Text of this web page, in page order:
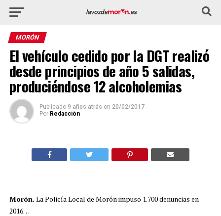
MORÓN
El vehículo cedido por la DGT realizó
desde principios de año 5 salidas,
produciéndose 12 alcoholemias
Publicado 9 años atrás on 20/02/2017
Por Redacción
Morón. La Policía Local de Morón impuso 1.700 denuncias en
2016…